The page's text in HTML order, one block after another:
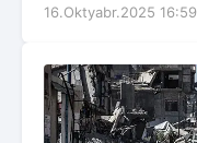
16.Oktyabr.2025 16:59